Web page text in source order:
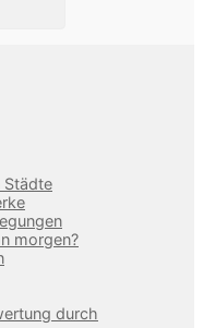
Städte
morgen?
durch